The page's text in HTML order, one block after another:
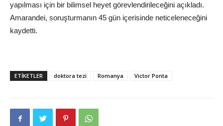
yapılması için bir bilimsel heyet görevlendirileceğini açıkladı.
Amarandei, soruşturmanın 45 gün içerisinde neticeleneceğini
kaydetti.
ETIKETLER doktora tezi Romanya Victor Ponta